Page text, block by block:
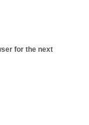
for the next